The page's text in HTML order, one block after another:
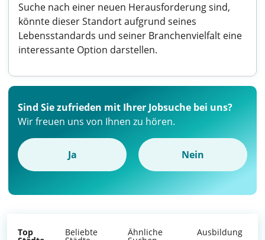
Suche nach einer neuen Herausforderung sind,
könnte dieser Standort aufgrund seines
Lebensstandards und seiner Branchenvielfalt eine
interessante Option darstellen.
Sind Sie zufrieden mit Ihrer Jobsuche bei uns?
Wir freuen uns von Ihnen zu hören.
Ja Nein
Top Beliebte Ähnliche Ausbildung